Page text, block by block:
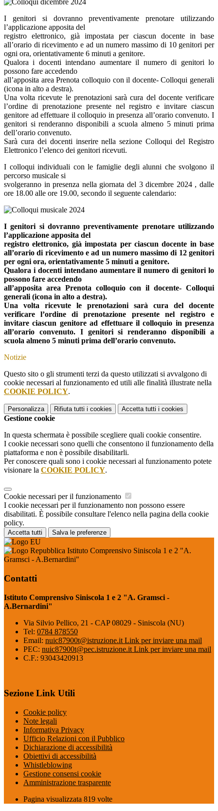
I genitori si dovranno preventivamente prenotare utilizzando
l’applicazione apposita del
registro elettronico, già impostata per ciascun docente in base
all’orario di ricevimento e ad un numero massimo di 10 genitori per
ogni ora, orientativamente 6 minuti a genitore.
Qualora i docenti intendano aumentare il numero di genitori lo
possono fare accedendo
all’apposita area Prenota colloquio con il docente- Colloqui generali
(icona in alto a destra).
Una volta ricevute le prenotazioni sarà cura del docente verificare
l’ordine di prenotazione presente nel registro e invitare ciascun
genitore ad effettuare il colloquio in presenza all’orario convenuto. I
genitori si renderanno disponibili a scuola almeno 5 minuti prima
dell’orario convenuto.
Sarà cura dei docenti inserire nella sezione Colloqui del Registro
Elettronico l’elenco dei genitori ricevuti.
I colloqui individuali con le famiglie degli alunni che svolgono il
percorso musicale si
svolgeranno in presenza nella giornata del 3 dicembre 2024 , dalle
ore 18.00 alle ore 19.00, secondo il seguente calendario:
I genitori si dovranno preventivamente prenotare utilizzando
l’applicazione apposita del
registro elettronico, già impostata per ciascun docente in base
all’orario di ricevimento e ad un numero massimo di 12 genitori
per ogni ora, orientativamente 5 minuti a genitore.
Qualora i docenti intendano aumentare il numero di genitori lo
possono fare accedendo
all’apposita area Prenota colloquio con il docente- Colloqui
generali (icona in alto a destra).
Una volta ricevute le prenotazioni sarà cura del docente
verificare l’ordine di prenotazione presente nel registro e
invitare ciascun genitore ad effettuare il colloquio in presenza
all’orario convenuto. I genitori si renderanno disponibili a
scuola almeno 5 minuti prima dell’orario convenuto.
Notizie
Questo sito o gli strumenti terzi da questo utilizzati si avvalgono di
cookie necessari al funzionamento ed utili alle finalità illustrate nella
COOKIE POLICY.
Personalizza Rifiuta tutti i cookies Accetta tutti i cookies
Gestione cookie
In questa schermata è possibile scegliere quali cookie consentire.
I cookie necessari sono quelli che consentono il funzionamento della
piattaforma e non è possibile disabilitarli.
Per conoscere quali sono i cookie necessari al funzionamento potete
visionare la COOKIE POLICY.
Cookie necessari per il funzionamento
I cookie necessari per il funzionamento non possono essere
disabilitati. È possibile consultare l'elenco nella pagina della cookie
policy.
Accetta tutti Salva le preferenze
Istituto Comprensivo Siniscola 1 e 2 "A.
Gramsci - A.Bernardini"
Contatti
Istituto Comprensivo Siniscola 1 e 2 "A. Gramsci -
A.Bernardini"
Via Silvio Pellico, 21 - CAP 08029 - Siniscola (NU)
Tel: 0784 878550
Email: nuic87900t@istruzione.it Link per inviare una mail
PEC: nuic87900t@pec.istruzione.it Link per inviare una mail
C.F.: 93043420913
Sezione Link Utili
Cookie policy
Note legali
Informativa Privacy
Ufficio Relazioni con il Pubblico
Dichiarazione di accessibilità
Obiettivi di accessibilità
Whistleblowing
Gestione consensi cookie
Amministrazione trasparente
Pagina visualizzata 819 volte